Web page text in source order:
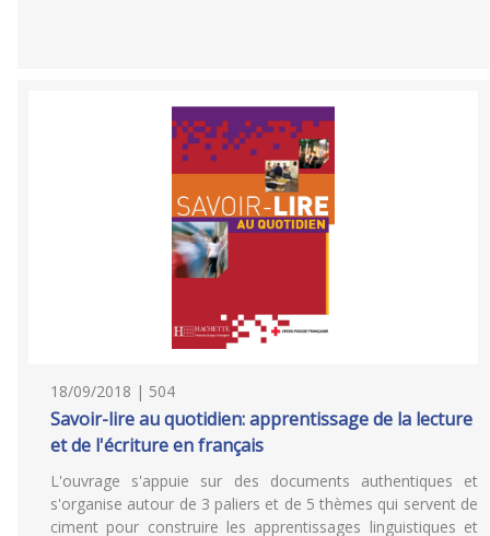
18/09/2018 | 504
Savoir-lire au quotidien: apprentissage de la lecture
et de l'écriture en français
L'ouvrage s'appuie sur des documents authentiques et
s'organise autour de 3 paliers et de 5 thèmes qui servent de
ciment pour construire les apprentissages linguistiques et